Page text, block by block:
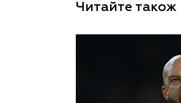
Читайте також